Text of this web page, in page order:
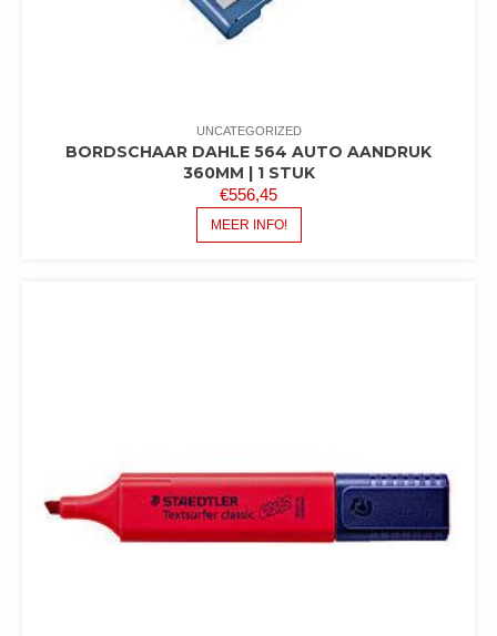
UNCATEGORIZED
BORDSCHAAR DAHLE 564 AUTO AANDRUK
360MM | 1 STUK
€556,45
MEER INFO!